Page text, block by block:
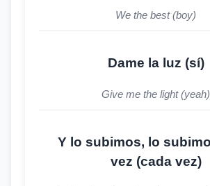
We the best (boy)
Dame la luz (sí)
Give me the light (yeah)
Y lo subimos, lo
vez (cada vez)